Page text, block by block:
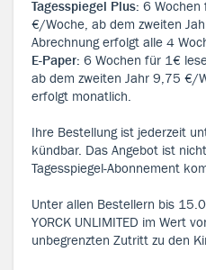
Tagesspiegel Plus: 6 Wochen
€/Woche, ab dem zweiten
Abrechnung erfolgt alle 4
E-Paper: 6 Wochen für 1€
ab dem zweiten Jahr 9,75 €/
erfolgt monatlich.
Ihre Bestellung ist jederzeit
kündbar. Das Angebot ist
Tagesspiegel-Abonnement
Unter allen Bestellern bis
YORCK UNLIMITED im Wert
unbegrenzten Zutritt zu den